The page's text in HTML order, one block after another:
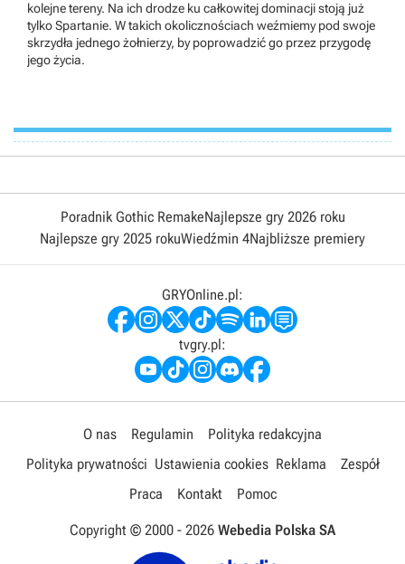
kolejne tereny. Na ich drodze ku całkowitej dominacji stoją już
tylko Spartanie. W takich okolicznościach weźmiemy pod swoje
skrzydła jednego żołnierzy, by poprowadzić go przez przygodę
jego życia.
Poradnik Gothic RemakeNajlepsze gry 2026 roku
Najlepsze gry 2025 rokuWiedźmin 4Najbliższe premiery
GRYOnline.pl:
tvgry.pl:
O nas Regulamin
Polityka redakcyjna
Polityka prywatności Ustawienia cookies Reklama
Zespół
Praca
Kontakt Pomoc
Copyright © 2000 - 2026 Webedia Polska SA